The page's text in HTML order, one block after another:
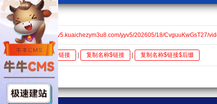
kcm3u8
国语$https://v5.kuaichezym3u8.com/yyv5/202605/18/CvguuKwGsT27/
全选 复制链接 复制名称$链接 复制名称$链接$后缀